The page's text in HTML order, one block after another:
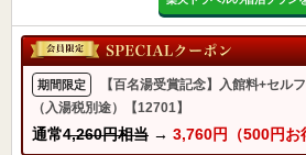
期間限定
【百名湯受賞記念】入館料+セル
（入湯税別途）【12701】
通常4,260円相当 → 3,760円（500円お